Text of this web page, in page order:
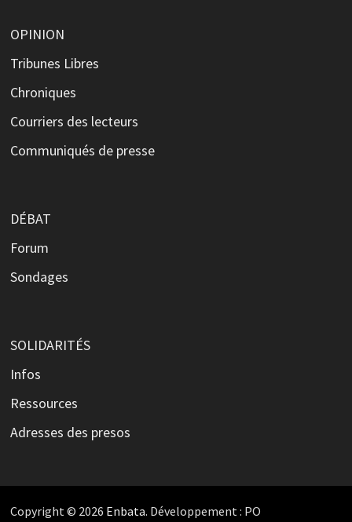
OPINION
Tribunes Libres
Chroniques
Courriers des lecteurs
Communiqués de presse
DÉBAT
Forum
Sondages
SOLIDARITÉS
Infos
Ressources
Adresses des presos
Copyright © 2026 Enbata. Développement : PO